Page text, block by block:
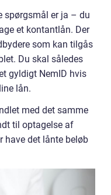
spørgsmål er ja – du
et kontantlån. Der
som kan tilgås
Du skal således
gyldigt NemID hvis
lån.
med det samme
til optagelse af
have det lånte beløb